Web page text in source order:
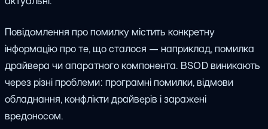
Повідомлення про помилку містить конкретну
інформацію про те, що сталося — наприклад, помилка
драйвера чи апаратного компонента. BSOD виникають
через різні проблеми: програмні помилки, відмови
обладнання, конфлікти драйверів і заражені
вредоносом.